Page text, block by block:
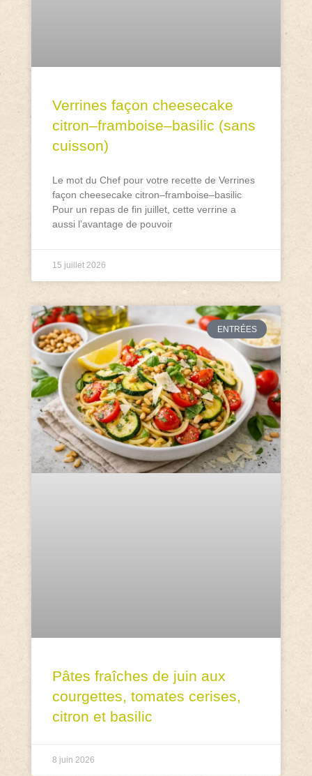
Verrines façon cheesecake
citron–framboise–basilic (sans
cuisson)
Le mot du Chef pour votre recette de Verrines
façon cheesecake citron–framboise–basilic
Pour un repas de fin juillet, cette verrine a
aussi l’avantage de pouvoir
15 juillet 2026
ENTRÉES
Pâtes fraîches de juin aux
courgettes, tomates cerises,
citron et basilic
8 juin 2026